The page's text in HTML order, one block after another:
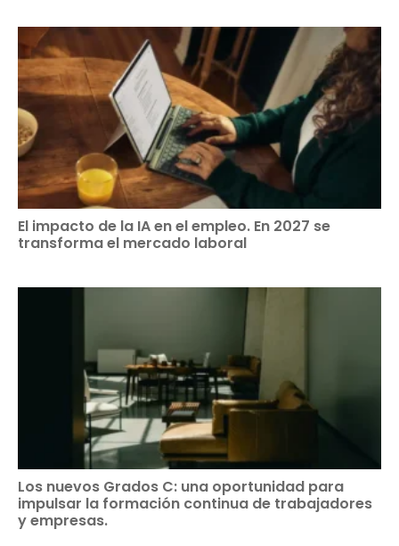
El impacto de la IA en el empleo. En 2027 se
transforma el mercado laboral
Los nuevos Grados C: una oportunidad para
impulsar la formación continua de trabajadores
y empresas.